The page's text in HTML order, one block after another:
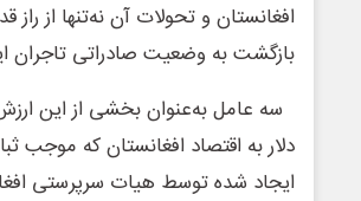
افغانستان و تحولات آن نه‌تنها از راز
بازگشت به وضعیت صادراتی تاجران
دلار به اقتصاد افغانستان که
ایجاد شده توسط هیات سرپرستی